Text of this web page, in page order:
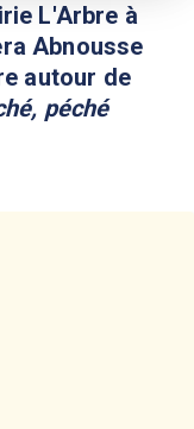
L'Arbre à
Abnousse
autour de
péché